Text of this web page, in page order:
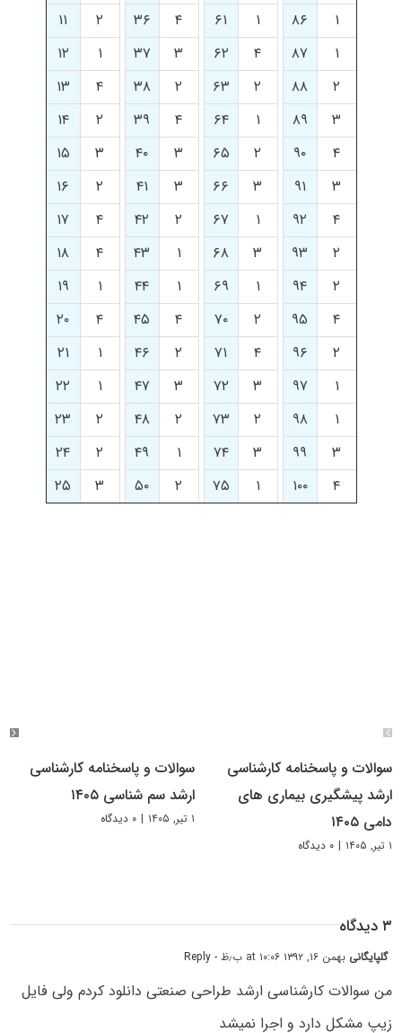
۱
۸۶ ۱ ۶۱ ۴ ۳۶ ۲
۱۱
۱
۸۷ ۴ ۶۲ ۳ ۳۷ ۱
۱۲
۲
۸۸ ۲ ۶۳ ۲ ۳۸ ۴
۱۳
۳
۸۹ ۱ ۶۴ ۴ ۳۹ ۲
۱۴
۴
۹۰ ۲ ۶۵ ۳ ۴۰ ۳
۱۵
۳
۹۱ ۳ ۶۶ ۳ ۴۱ ۲
۱۶
۴
۹۲ ۱ ۶۷ ۲ ۴۲ ۴
۱۷
۲
۹۳ ۳ ۶۸ ۱ ۴۳ ۴
۱۸
۲
۹۴ ۱ ۶۹ ۱ ۴۴ ۱
۱۹
۴
۹۵ ۲ ۷۰ ۴ ۴۵ ۴
۲۰
۲
۹۶ ۴ ۷۱ ۲ ۴۶ ۱
۲۱
۱
۹۷ ۳ ۷۲ ۳ ۴۷ ۱
۲۲
۱
۹۸ ۲ ۷۳ ۲ ۴۸ ۲
۲۳
۳
۹۹ ۳ ۷۴ ۱ ۴۹ ۲
۲۴
۴
۱۰۰ ۱ ۷۵ ۲ ۵۰ ۳ ۲۵
سوالات و پاسخنامه کارشناسی
ارشد پیشگیری بیماری های
دامی ۱۴۰۵
۱ تیر, ۱۴۰۵ | ۰ دیدگاه
سوالات و پاسخنامه کارشناسی
ارشد سم شناسی ۱۴۰۵
۱ تیر, ۱۴۰۵ | ۰ دیدگاه
۳ دیدگاه
گلپایگانی بهمن ۱۶, ۱۳۹۲ at ۱۰:۰۶ ب٫ظ - Reply
من سوالات کارشناسی ارشد طراحی صنعتی دانلود کردم ولی فایل
زیپ مشکل دارد و اجرا نمیشد